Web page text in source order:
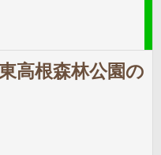
高根森林公園の